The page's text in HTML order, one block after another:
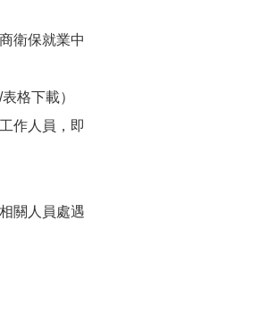
衛保就業中
格下載）
作人員，即
關人員處遇